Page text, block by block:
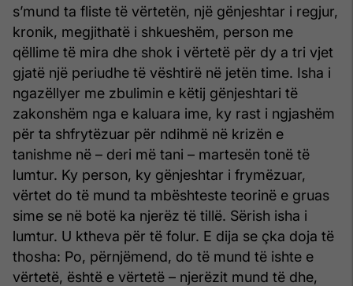
s’mund ta fliste të vërtetën, një gënjeshtar i regjur,
kronik, megjithatë i shkueshëm, person me
qëllime të mira dhe shok i vërtetë për dy a tri vjet
gjatë një periudhe të vështirë në jetën time. Isha i
ngazëllyer me zbulimin e këtij gënjeshtari të
zakon­shëm nga e kaluara ime, ky rast i ngjashëm
për ta shfrytëzuar për ndihmë në krizën e
tanishme në – deri më tani – martesën tonë të
lumtur. Ky person, ky gënjeshtar i frymëzuar,
vërtet do të mund ta mbështeste teorinë e gruas
sime se në botë ka njerëz të tillë. Sërish isha i
lumtur. U ktheva për të folur. E dija se çka doja të
thosha: Po, përnjëmend, do të mund të ishte e
vërtetë, është e vërtetë – njerëzit mund të dhe,